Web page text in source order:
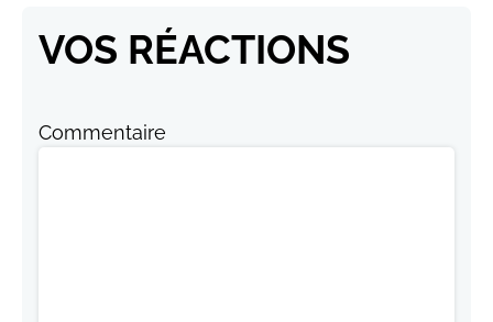
VOS RÉACTIONS
Commentaire